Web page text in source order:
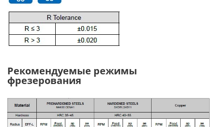
Рекомендуемые режимы
фрезерования